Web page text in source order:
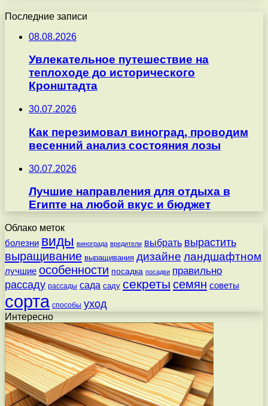
Последние записи
08.08.2026
Увлекательное путешествие на
теплоходе до исторического
Кронштадта
30.07.2026
Как перезимовал виноград, проводим
весенний анализ состояния лозы
30.07.2026
Лучшие направления для отдыха в
Египте на любой вкус и бюджет
Облако меток
болезни виды винограда вредители выбрать вырастить
выращивание выращивания дизайне ландшафтном
лучшие особенности посадка посадки правильно
рассаду рассады сада саду секреты семян советы
сорта способы уход
Интересно